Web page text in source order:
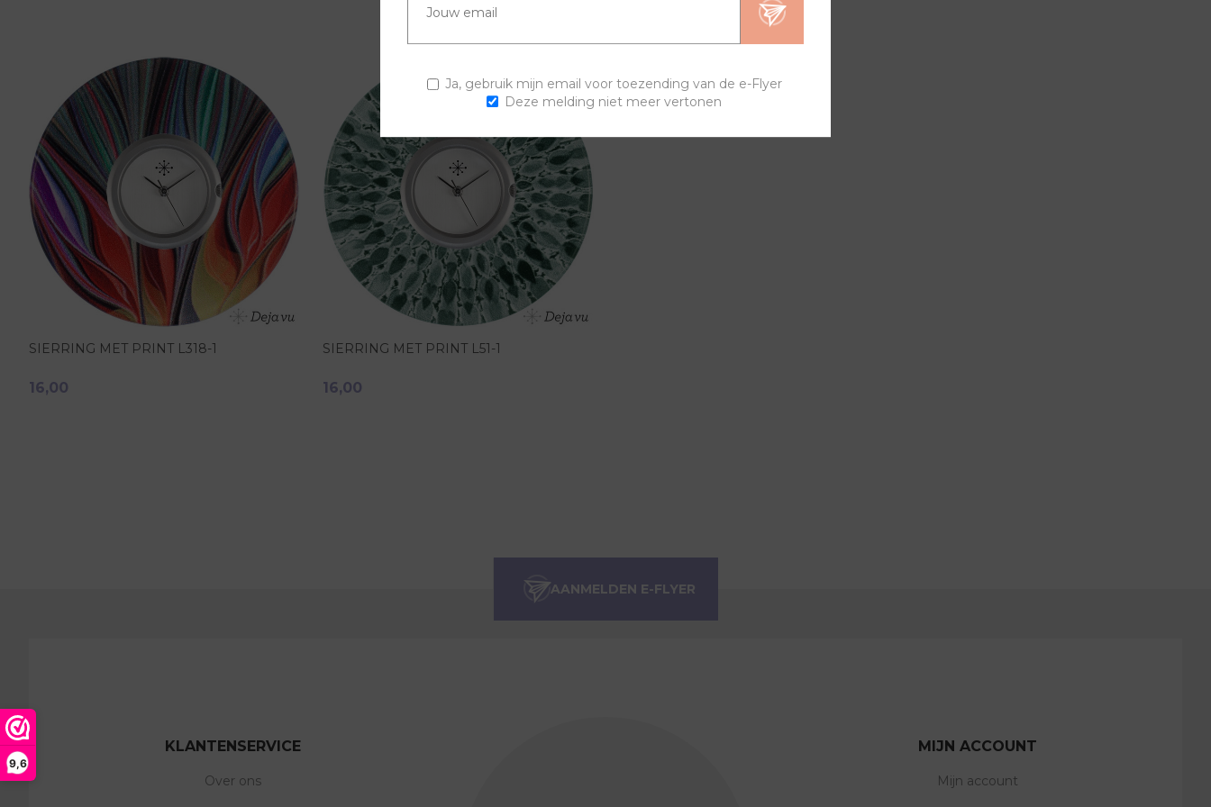
9,6
SIERRING MET PRINT L318-1
16,00
SIERRING MET PRINT L51-1
16,00
KLANTENSERVICE
Over ons
MIJN ACCOUNT
Mijn account
Ja, gebruik mijn email voor toezending van de e-Flyer
Deze melding niet meer vertonen